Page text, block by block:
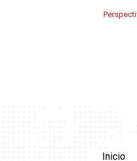
Inicio